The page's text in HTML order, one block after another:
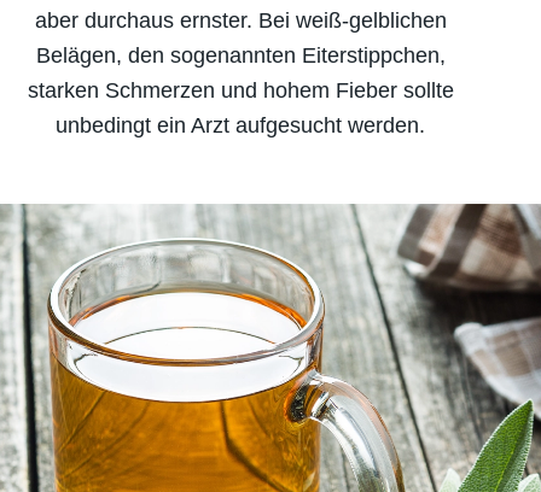
aber durchaus ernster. Bei weiß-gelblichen
Belägen, den sogenannten Eiterstippchen,
starken Schmerzen und hohem Fieber sollte
unbedingt ein Arzt aufgesucht werden.